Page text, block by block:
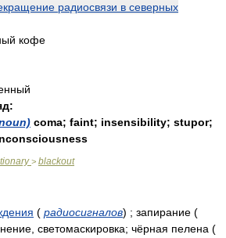
радиосвязи в северных
кофе
coma; faint; insensibility; stupor;
> blackout
( радиосигналов) ; запирание (
светомаскировка; чёрная пелена (